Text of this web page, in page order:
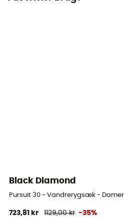
Black Diamond
Pursuit 30 - Vandrerygsæk - Damer
723,81 kr 1129,00 kr -35%